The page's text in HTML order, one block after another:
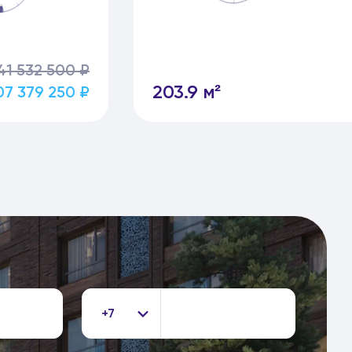
532 500 ₽
379 250 ₽
203.9 м²
+7